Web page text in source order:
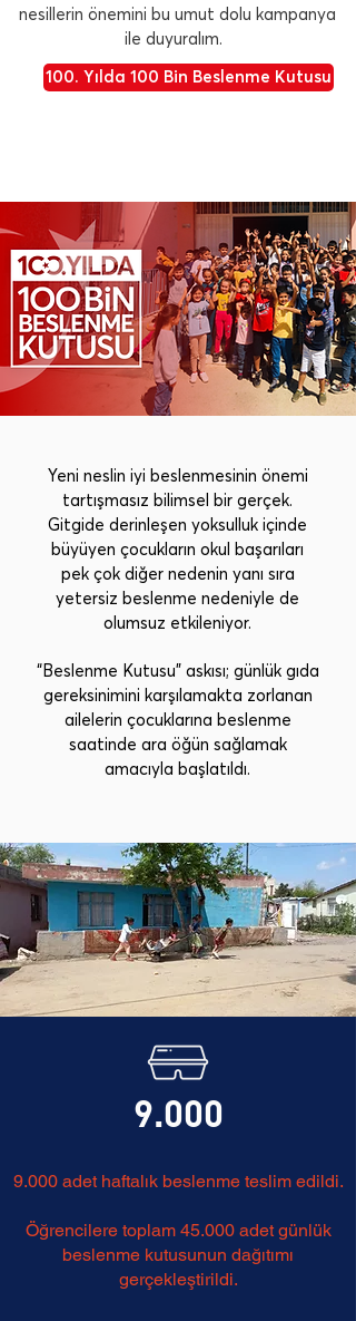
nesillerin önemini bu umut dolu kampanya
ile duyuralım.
100. Yılda 100 Bin Beslenme Kutusu
Yeni neslin iyi beslenmesinin önemi
tartışmasız bilimsel bir gerçek.
Gitgide derinleşen yoksulluk içinde
büyüyen çocukların okul başarıları
pek çok diğer nedenin yanı sıra
yetersiz beslenme nedeniyle de
olumsuz etkileniyor.
“Beslenme Kutusu” askısı; günlük gıda
gereksinimini karşılamakta zorlanan
ailelerin çocuklarına beslenme
saatinde ara öğün sağlamak
amacıyla başlatıldı.
9.000
9.000 adet haftalık beslenme teslim edildi.
Öğrencilere toplam 45.000 adet günlük
beslenme kutusunun dağıtımı
gerçekleştirildi.